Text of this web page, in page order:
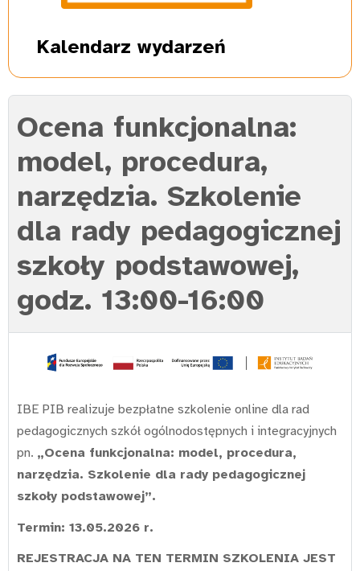
Kalendarz wydarzeń
Ocena funkcjonalna:
model, procedura,
narzędzia. Szkolenie
dla rady pedagogicznej
szkoły podstawowej,
godz. 13:00-16:00
IBE PIB realizuje bezpłatne szkolenie online dla rad
pedagogicznych szkół ogólnodostępnych i integracyjnych
pn. „Ocena funkcjonalna: model, procedura,
narzędzia. Szkolenie dla rady pedagogicznej
szkoły podstawowej”.
Termin: 13.05.2026 r.
REJESTRACJA NA TEN TERMIN SZKOLENIA JEST